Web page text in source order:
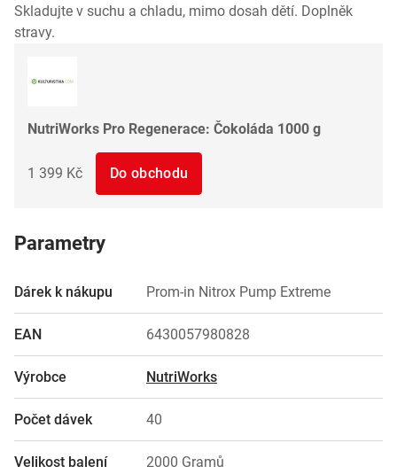
Skladujte v suchu a chladu, mimo dosah dětí. Doplněk
stravy.
NutriWorks Pro Regenerace: Čokoláda 1000 g
1 399 Kč Do obchodu
Parametry
Dárek k nákupu Prom-in Nitrox Pump Extreme
EAN 6430057980828
Výrobce NutriWorks
Počet dávek 40
Velikost balení 2000 Gramů